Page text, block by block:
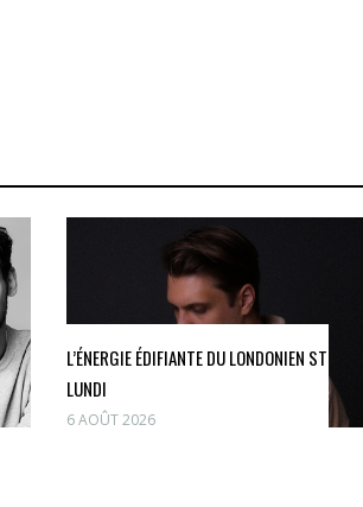
L’ÉNERGIE ÉDIFIANTE DU LONDONIEN ST
LUNDI
6 AOÛT 2026